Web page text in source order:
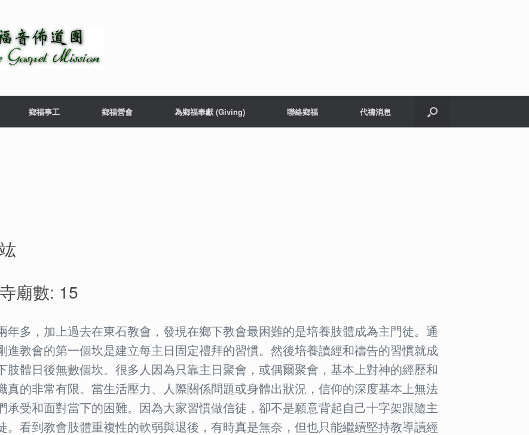
鄉福事工 鄉福營會 為鄉福奉獻 (Giving) 聯絡鄉福 代禱消息
廟數: 15
年多，加上過去在東石教會，發現在鄉下教會最困難的是培養肢體成為主門徒。通
進教會的第一個坎是建立每主日固定禮拜的習慣。然後培養讀經和禱告的習慣就成
肢體日後無數個坎。很多人因為只靠主日聚會，或偶爾聚會，基本上對神的經歷和
真的非常有限。當生活壓力、人際關係問題或身體出狀況，信仰的深度基本上無法
承受和面對當下的困難。因為大家習慣做信徒，卻不是願意背起自己十字架跟隨主
。看到教會肢體重複性的軟弱與退後，有時真是無奈，但也只能繼續堅持教導讀經